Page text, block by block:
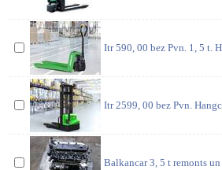
Itr 590, 00 bez Pvn. 1, 5 t.
Itr 2599, 00 bez Pvn.
Balkancar 3, 5 t remonts